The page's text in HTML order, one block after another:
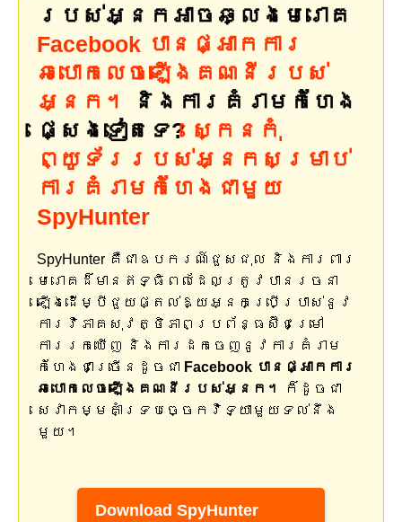
របស់អ្នកអាចឆ្លងមេរោគ
Facebook បាន​ផ្អាក​ការ​
ឆបោក​លេច​ឡើង​គណនី​របស់​
អ្នក។
និងការគំរាមកំហែង
ផ្សេងទៀតទេ? ស្កេនកុំ
ព្យូទ័ររបស់អ្នកសម្រាប់
ការគំរាមកំហែងជាមួយ
SpyHunter
SpyHunter គឺជាឧបករណ៍ជួសជុល និងការពារ
មេរោគដ៏មានឥទ្ធិពលដែលត្រូវបានរចនា
ឡើងដើម្បីជួយផ្តល់ឱ្យអ្នកប្រើប្រាស់នូវ
ការវិភាគសុវត្ថិភាពប្រព័ន្ធស៊ីជម្រៅ
ការរកឃើញ និងការដកចេញនូវការគំរាម
កំហែងជាច្រើនដូចជា Facebook បាន​ផ្អាក​ការ​
ឆបោក​លេច​ឡើង​គណនី​របស់​អ្នក។
ក៏ដូចជា
សេវាកម្មគាំទ្របច្ចេកវិទ្យាមួយទល់នឹង
មួយ។
Download SpyHunter